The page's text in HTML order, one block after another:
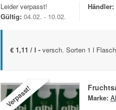
Leider verpasst!
Gültig: 04.02. - 10.02.
Händler:
€ 1,11 / l - versch. Sorten 1 l
Verpasst! Marke: